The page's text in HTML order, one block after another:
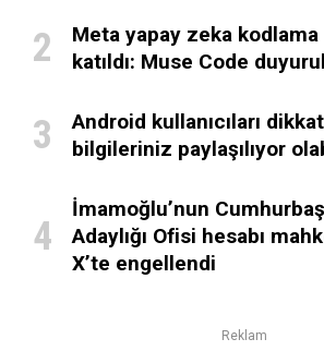
Meta yapay zeka kodlama
katıldı: Muse Code
Android kullanıcıları
bilgileriniz paylaşılıyor
İmamoğlu’nun
Adaylığı Ofisi hesabı
X’te engellendi
Reklam